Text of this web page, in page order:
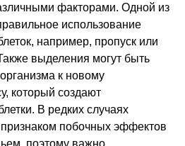
факторами. Одной из
использование
например, пропуск или
выделения могут быть
к новому
который создают
В редких случаях
побочных эффектов
поэтому важно